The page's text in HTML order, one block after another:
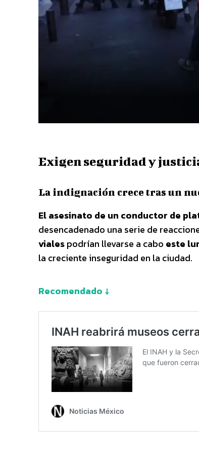
Exigen seguridad y
La indignación crece tras un
El asesinato de un conductor de
desencadenado una serie de
vialespodrían llevarse a cabo este
la creciente inseguridad en la ciudad.
Recomendado ↓